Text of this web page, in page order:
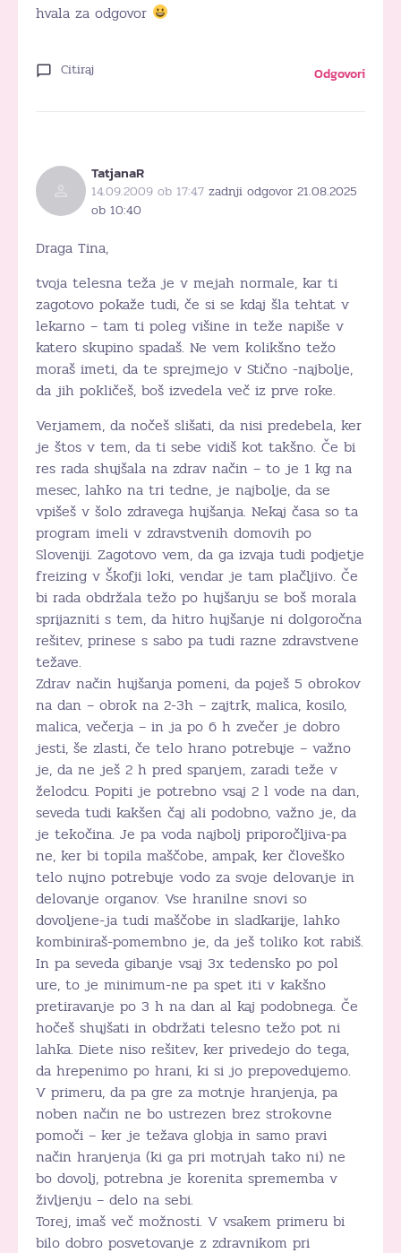
hvala za odgovor
Citiraj Odgovori
TatjanaR
14.09.2009 ob 17:47 zadnji odgovor 21.08.2025
ob 10:40
Draga Tina,
tvoja telesna teža je v mejah normale, kar ti
zagotovo pokaže tudi, če si se kdaj šla tehtat v
lekarno – tam ti poleg višine in teže napiše v
katero skupino spadaš. Ne vem kolikšno težo
moraš imeti, da te sprejmejo v Stično -najbolje,
da jih pokličeš, boš izvedela več iz prve roke.
Verjamem, da nočeš slišati, da nisi predebela, ker
je štos v tem, da ti sebe vidiš kot takšno. Če bi
res rada shujšala na zdrav način – to je 1 kg na
mesec, lahko na tri tedne, je najbolje, da se
vpišeš v šolo zdravega hujšanja. Nekaj časa so ta
program imeli v zdravstvenih domovih po
Sloveniji. Zagotovo vem, da ga izvaja tudi podjetje
freizing v Škofji loki, vendar je tam plačljivo. Če
bi rada obdržala težo po hujšanju se boš morala
sprijazniti s tem, da hitro hujšanje ni dolgoročna
rešitev, prinese s sabo pa tudi razne zdravstvene
težave.
Zdrav način hujšanja pomeni, da poješ 5 obrokov
na dan – obrok na 2-3h – zajtrk, malica, kosilo,
malica, večerja – in ja po 6 h zvečer je dobro
jesti, še zlasti, če telo hrano potrebuje – važno
je, da ne ješ 2 h pred spanjem, zaradi teže v
želodcu. Popiti je potrebno vsaj 2 l vode na dan,
seveda tudi kakšen čaj ali podobno, važno je, da
je tekočina. Je pa voda najbolj priporočljiva-pa
ne, ker bi topila maščobe, ampak, ker človeško
telo nujno potrebuje vodo za svoje delovanje in
delovanje organov. Vse hranilne snovi so
dovoljene-ja tudi maščobe in sladkarije, lahko
kombiniraš-pomembno je, da ješ toliko kot rabiš.
In pa seveda gibanje vsaj 3x tedensko po pol
ure, to je minimum-ne pa spet iti v kakšno
pretiravanje po 3 h na dan al kaj podobnega. Če
hočeš shujšati in obdržati telesno težo pot ni
lahka. Diete niso rešitev, ker privedejo do tega,
da hrepenimo po hrani, ki si jo prepovedujemo.
V primeru, da pa gre za motnje hranjenja, pa
noben način ne bo ustrezen brez strokovne
pomoči – ker je težava globja in samo pravi
način hranjenja (ki ga pri motnjah tako ni) ne
bo dovolj, potrebna je korenita sprememba v
življenju – delo na sebi.
Torej, imaš več možnosti. V vsakem primeru bi
bilo dobro posvetovanje z zdravnikom pri